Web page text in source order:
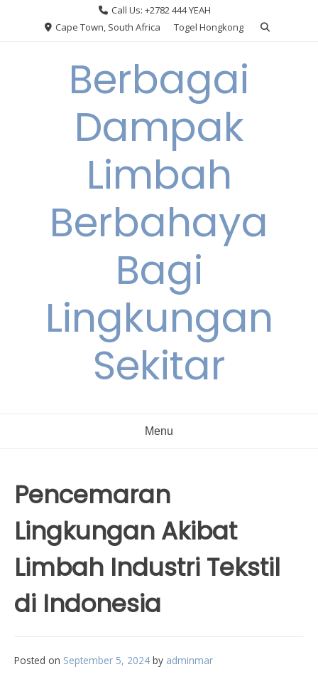
Call Us: +2782 444 YEAH
Cape Town, South Africa
Togel Hongkong
Berbagai
Dampak
Limbah
Berbahaya
Bagi
Lingkungan
Sekitar
Menu
Pencemaran
Lingkungan Akibat
Limbah Industri Tekstil
di Indonesia
Posted on September 5, 2024 by adminmar